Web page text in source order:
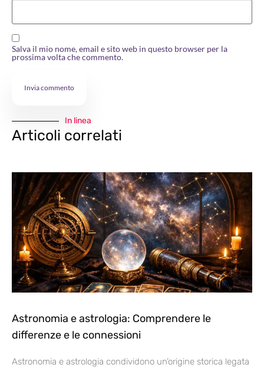
Salva il mio nome, email e sito web in questo browser per la
prossima volta che commento.
In linea
Articoli correlati
Astronomia e astrologia: Comprendere le
differenze e le connessioni
Astronomia e astrologia condividono un’origine storica legata